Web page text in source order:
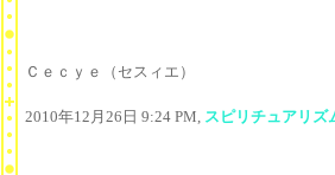
Ｃｅｃｙｅ（セスィエ）
2010年12月26日 9:24 PM, スピリチュアリズ